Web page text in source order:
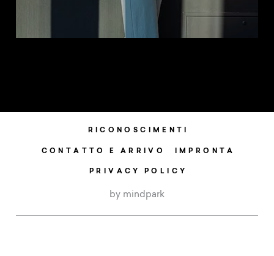
by mindpark
RICONOSCIMENTI
CONTATTO E ARRIVO IMPRONTA
PRIVACY POLICY